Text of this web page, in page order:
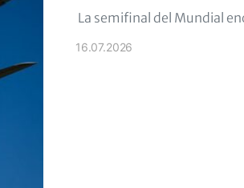
La semifinal del Mundial
16.07.2026